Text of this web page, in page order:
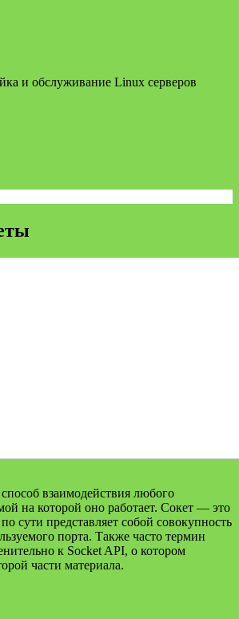
и обслуживание Linux серверов
взаимодействия любого
на которой оно работает. Сокет — это
сути представляет собой совокупность
порта. Также часто термин
к Socket API, о котором
части материала.